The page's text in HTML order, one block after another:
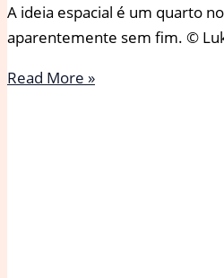
A ideia espacial é um quarto
aparentemente sem fim. ©
Casa
Read More »